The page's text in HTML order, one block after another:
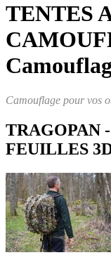
TENTES
Camouflage pour vos
TRAGOPAN -
FEUILLES